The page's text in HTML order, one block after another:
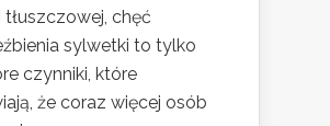
tłuszczowej, chęć
sylwetki to tylko
czynniki, które
że coraz więcej osób